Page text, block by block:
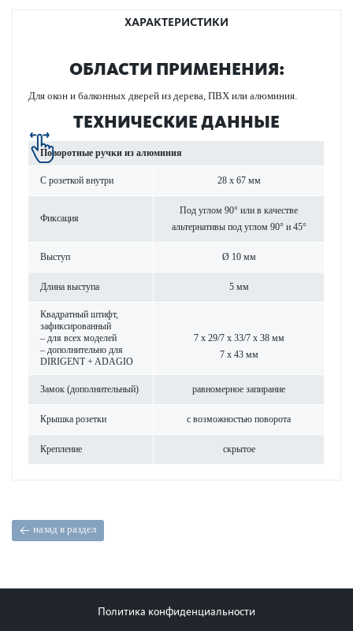
ХАРАКТЕРИСТИКИ
ОБЛАСТИ ПРИМЕНЕНИЯ:
Для окон и балконных дверей из дерева, ПВХ или алюминия.
ТЕХНИЧЕСКИЕ ДАННЫЕ
Пово­р­отные ручки из алюминия
С розеткой внутри 28 x 67 мм
Фиксация
Под углом 90° или в качестве
альтернативы под углом 90° и 45°
Выступ Ø 10 мм
Длина выступа 5 мм
Квадратный штифт,
зафиксированный
– для всех моделей
– дополнительно для
DIRIGENT + ADAGIO
7 x 29/7 x 33/7 x 38 мм
7 x 43 мм
Замок (дополнительный) рав­номерное запирание
Крышка розетки с возможно­стью пово­рота
Креп­ление скрытое
назад в раздел
Политика конфиденциальности